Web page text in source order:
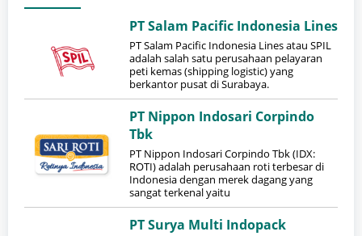
PT Salam Pacific Indonesia Lines
PT Salam Pacific Indonesia Lines atau SPIL
adalah salah satu perusahaan pelayaran
peti kemas (shipping logistic) yang
berkantor pusat di Surabaya.
PT Nippon Indosari Corpindo
Tbk
PT Nippon Indosari Corpindo Tbk (IDX:
ROTI) adalah perusahaan roti terbesar di
Indonesia dengan merek dagang yang
sangat terkenal yaitu
PT Surya Multi Indopack